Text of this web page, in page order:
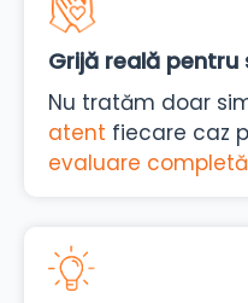
Grijă reală
Nu tratăm doar
atent fiecare caz
evaluare completă